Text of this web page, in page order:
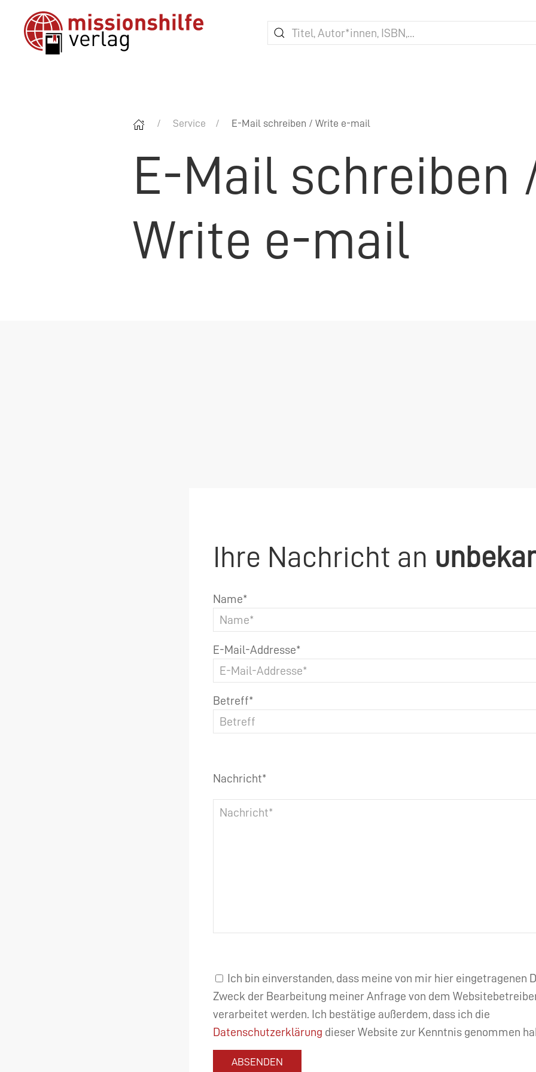
Service E-Mail schreiben / Write e-mail
E-Mail schreiben
Write e-mail
Ihre Nachricht an
Name*
E-Mail-Addresse*
Betreff*
Nachricht*
Ich bin einverstanden, dass meine von mir hier eingetragenen
Zweck der Bearbeitung meiner Anfrage von dem
verarbeitet werden. Ich bestätige außerdem, dass ich die
Datenschutzerklärung dieser Website zur Kenntnis genommen
ABSENDEN